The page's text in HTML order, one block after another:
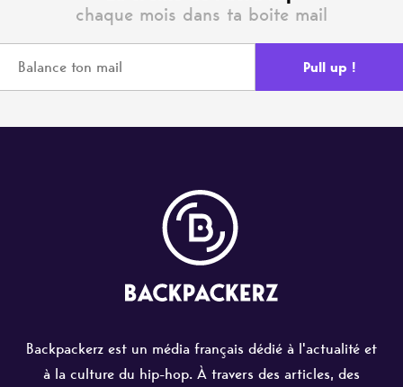
chaque mois dans ta boite mail
Backpackerz est un média français dédié à l'actualité et
à la culture du hip-hop. À travers des articles, des